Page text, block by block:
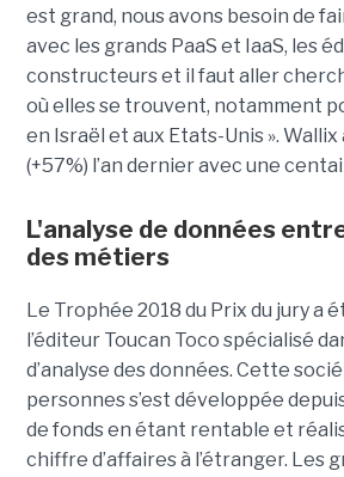
est grand, nous avons besoin de
avec les grands PaaS et IaaS, les
constructeurs et il faut aller
où elles se trouvent, notamment
en Israël et aux Etats-Unis ». Wallix
(+57%) l’an dernier avec une
L'analyse de données
des métiers
Le Trophée 2018 du Prix du jury a
l’éditeur Toucan Toco spécialisé
d’analyse des données. Cette
personnes s’est développée
de fonds en étant rentable et
chiffre d’affaires à l’étranger. Les